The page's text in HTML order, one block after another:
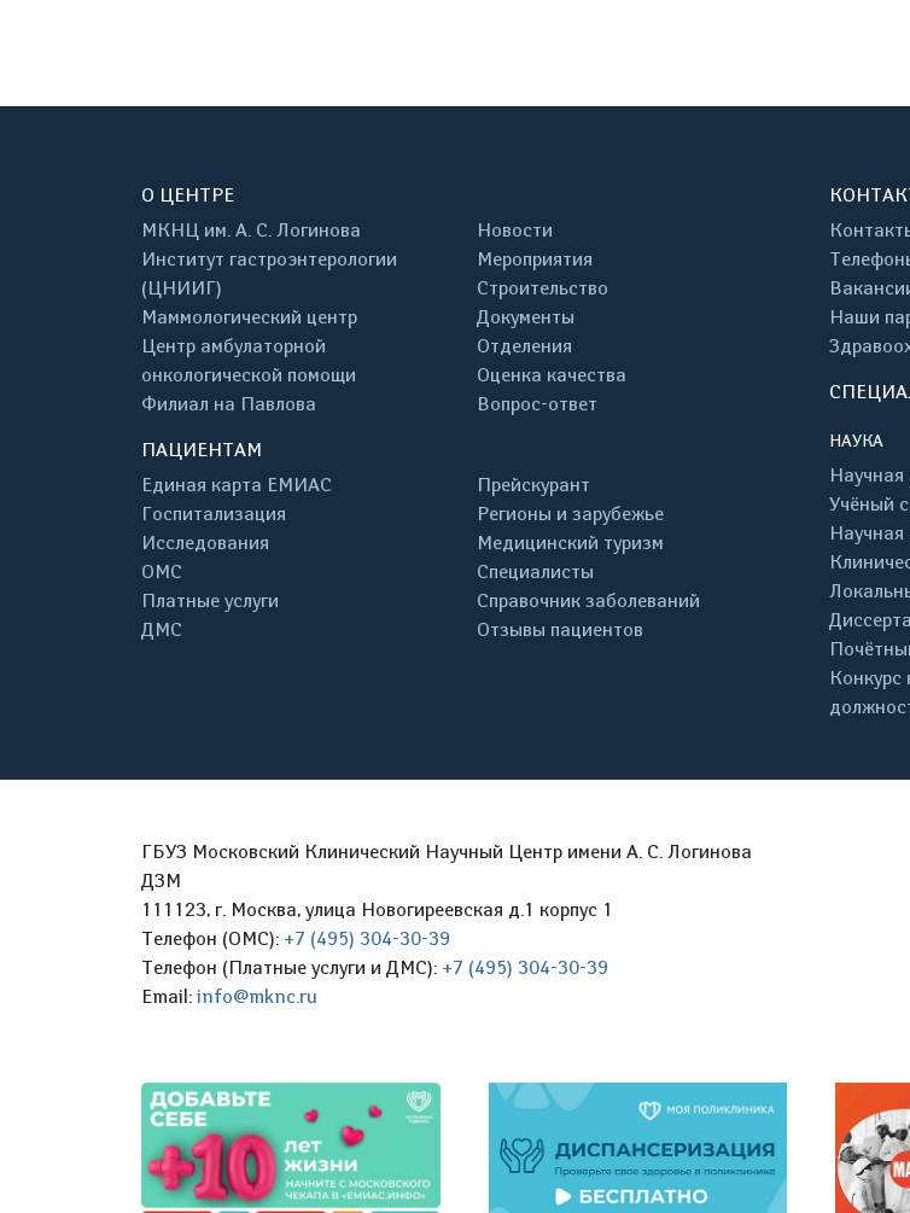
О ЦЕНТРЕ
МКНЦ им. А. С. Логинова
Институт гастроэнтерологии
(ЦНИИГ)
Маммологический центр
Центр амбулаторной
онкологической помощи
Филиал на Павлова
Новости
Мероприятия
Строительство
Документы
Отделения
Оценка качества
Вопрос-ответ
ПАЦИЕНТАМ
Единая карта ЕМИАС
Госпитализация
Исследования
ОМС
Платные услуги
ДМС
Прейскурант
Регионы и зарубежье
Медицинский туризм
Специалисты
Справочник заболеваний
Отзывы пациентов
Наши
НАУКА
Научная
Учёный
Научная
ГБУЗ Московский Клинический Научный Центр имени А. С. Логинова
ДЗМ
111123, г. Москва, улица Новогиреевская д.1 корпус 1
Телефон (ОМС): +7 (495) 304-30-39
Телефон (Платные услуги и ДМС): +7 (495) 304-30-39
Email: info@mknc.ru